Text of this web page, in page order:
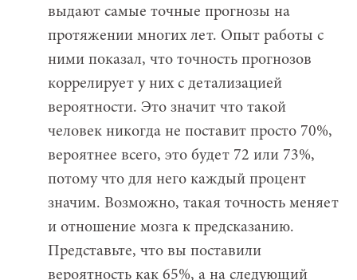
выдают самые точные прогнозы на
протяжении многих лет. Опыт работы с
ними показал, что точность прогнозов
коррелирует у них с детализацией
вероятности. Это значит что такой
человек никогда не поставит просто 70%,
вероятнее всего, это будет 72 или 73%,
потому что для него каждый процент
значим. Возможно, такая точность меняет
и отношение мозга к предсказанию.
Представьте, что вы поставили
вероятность как 65%, а на следующий